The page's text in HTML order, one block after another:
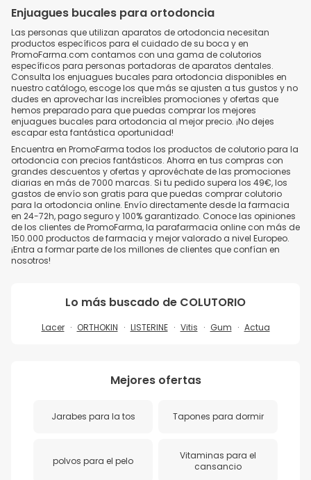
Enjuagues bucales para ortodoncia
Las personas que utilizan aparatos de ortodoncia necesitan
productos específicos para el cuidado de su boca y en
PromoFarma.com contamos con una gama de colutorios
específicos para personas portadoras de aparatos dentales.
Consulta los enjuagues bucales para ortodoncia disponibles en
nuestro catálogo, escoge los que más se ajusten a tus gustos y no
dudes en aprovechar las increíbles promociones y ofertas que
hemos preparado para que puedas comprar los mejores
enjuagues bucales para ortodoncia al mejor precio. ¡No dejes
escapar esta fantástica oportunidad!
Encuentra en PromoFarma todos los productos de colutorio para la
ortodoncia con precios fantásticos. Ahorra en tus compras con
grandes descuentos y ofertas y aprovéchate de las promociones
diarias en más de 7000 marcas. Si tu pedido supera los 49€, los
gastos de envío son gratis para que puedas comprar colutorio
para la ortodoncia online. Envío directamente desde la farmacia
en 24-72h, pago seguro y 100% garantizado. Conoce las opiniones
de los clientes de PromoFarma, la parafarmacia online con más de
150.000 productos de farmacia y mejor valorado a nivel Europeo.
¡Entra a formar parte de los millones de clientes que confían en
nosotros!
Lo más buscado de COLUTORIO
Lacer ORTHOKIN LISTERINE Vitis Gum Actua
Mejores ofertas
Jarabes para la tos Tapones para dormir
polvos para el pelo
Vitaminas para el
cansancio